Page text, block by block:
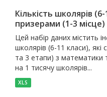
Кількість школярів (6-
призерами (1-3 місце)
Цей набір даних містить
школярів (6-11 класи), які
та 3 етапи) з математики
на 1 тисячу школярів...
XLS